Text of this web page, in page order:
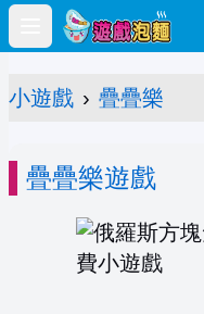
Open main menu
小遊戲 › 疊疊樂
疊疊樂遊戲